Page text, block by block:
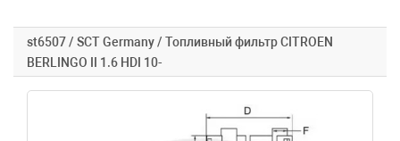
st6507 / SCT Germany / Топливный фильтр CITROEN
BERLINGO II 1.6 HDI 10-